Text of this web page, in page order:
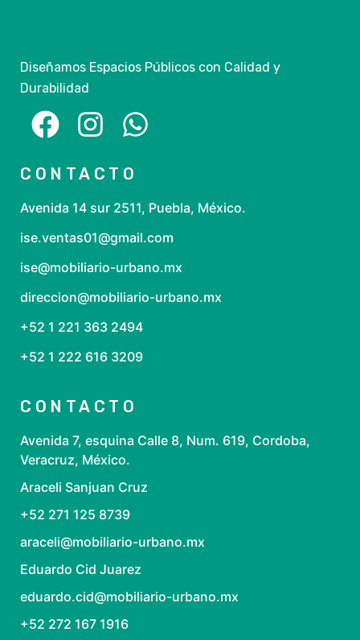
Diseñamos Espacios Públicos con Calidad y
Durabilidad
CONTACTO
Avenida 14 sur 2511, Puebla, México.
ise.ventas01@gmail.com
ise@mobiliario-urbano.mx
direccion@mobiliario-urbano.mx
+52 1 221 363 2494
+52 1 222 616 3209
CONTACTO
Avenida 7, esquina Calle 8, Num. 619, Cordoba,
Veracruz, México.
Araceli Sanjuan Cruz
+52 271 125 8739
araceli@mobiliario-urbano.mx
Eduardo Cid Juarez
eduardo.cid@mobiliario-urbano.mx
+52 272 167 1916